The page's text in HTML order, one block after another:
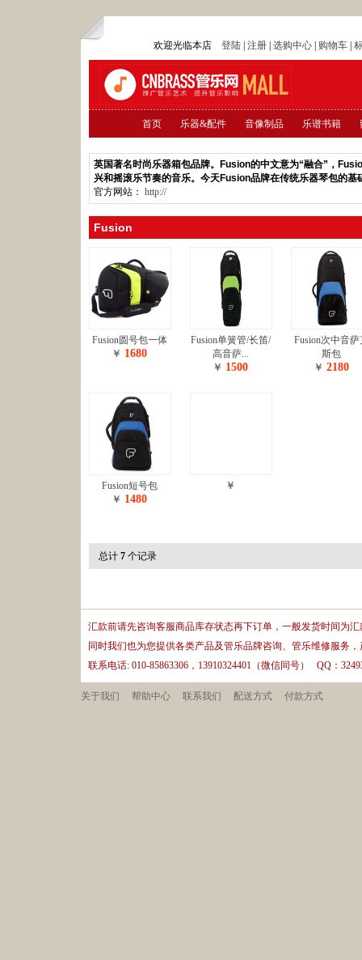
欢迎光临本店 登陆| 注册| 选购中心| 购物车|
首页 乐器&配件 音像制品 乐谱书籍
英国著名时尚乐器箱包品牌。Fusion的中文意为“融合”，
兴和摇滚乐节奏的音乐。今天Fusion品牌在传统乐器琴包的
官方网站： http://
Fusion
Fusion圆号包一体
￥ 1680
Fusion单簧管/长笛/
高音萨...
￥ 1500
Fusion次中音萨
斯包
￥ 2180
Fusion短号包
￥ 1480
￥
总计 7 个记录
汇款前请先咨询客服商品库存状态再下订单，一般发货时间为汇
同时我们也为您提供各类产品及管乐品牌咨询、管乐维修服务
联系电话: 010-85863306，13910324401（微信同号） QQ：
关于我们 帮助中心 联系我们 配送方式 付款方式